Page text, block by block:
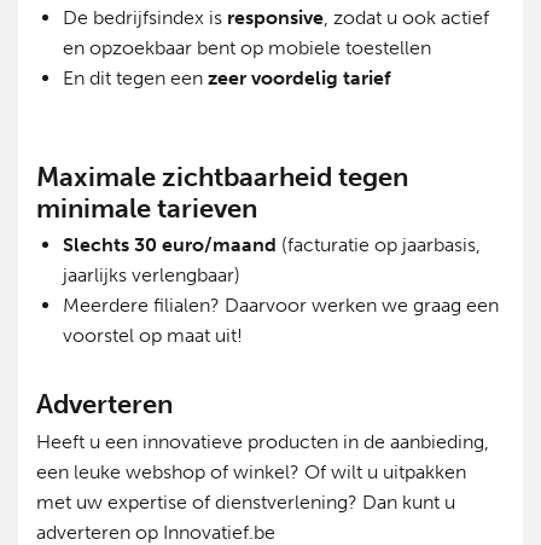
De bedrijfsindex is responsive, zodat u ook actief
en opzoekbaar bent op mobiele toestellen
En dit tegen een zeer voordelig tarief
Maximale zichtbaarheid tegen
minimale tarieven
Slechts 30 euro/maand (facturatie op jaarbasis,
jaarlijks verlengbaar)
Meerdere filialen? Daarvoor werken we graag een
voorstel op maat uit!
Adverteren
Heeft u een innovatieve producten in de aanbieding,
een leuke webshop of winkel? Of wilt u uitpakken
met uw expertise of dienstverlening? Dan kunt u
adverteren op Innovatief.be